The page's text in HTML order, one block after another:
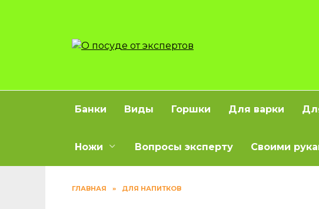
Банки Виды Горшки Для варки
Ножи Вопросы эксперту Своими
ГЛАВНАЯ » ДЛЯ НАПИТКОВ